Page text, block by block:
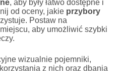
, aby były łatwo dostępne i
od oceny, jakie przybory
Postaw na
aby umożliwić szybki
wizualnie pojemniki,
z nich oraz dbania